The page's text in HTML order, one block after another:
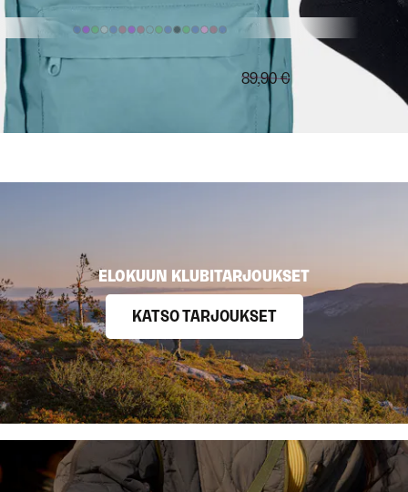
76,42 €
Vertailuhinta:
89,90 €
FJÄLLRÄVENKånken GREENGO
ELOKUUN KLUBITARJOUKSET
KATSO TARJOUKSET